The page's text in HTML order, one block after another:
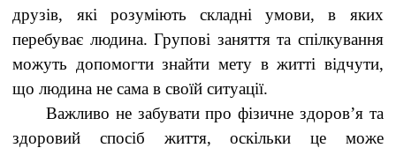
друзів, які розуміють складні умови, в яких
перебуває людина. Групові заняття та спілкування
можуть допомогти знайти мету в житті відчути,
що людина не сама в своїй ситуації.
Важливо не забувати про фізичне здоров’я та
здоровий спосіб життя, оскільки це може